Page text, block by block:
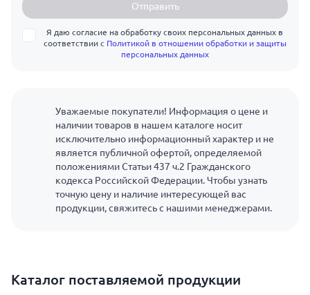
Отправить
Я даю согласие на обработку своих персональных данных в
соответствии с Политикой в отношении обработки и защиты
персональных данных
Уважаемые покупатели! Информация о цене и
наличии товаров в нашем каталоге носит
исключительно информационный характер и не
является публичной офертой, определяемой
положениями Статьи 437 ч.2 Гражданского
кодекса Российской Федерации. Чтобы узнать
точную цену и наличие интересующей вас
продукции, свяжитесь с нашими менеджерами.
Каталог поставляемой продукции